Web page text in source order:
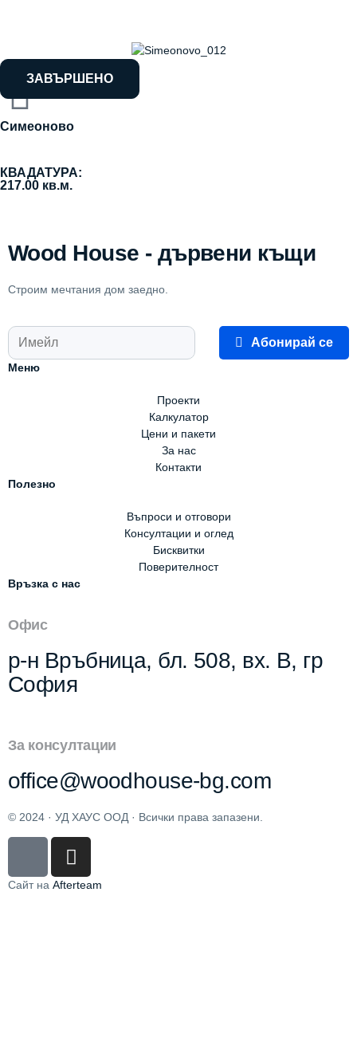
ЗАВЪРШЕНО
Симеоново
КВАДАТУРА:
217.00 кв.м.
Wood House - дървени къщи
Строим мечтания дом заедно.
Абонирай се
Меню
Проекти
Калкулатор
Цени и пакети
За нас
Контакти
Полезно
Въпроси и отговори
Консултации и оглед
Бисквитки
Поверителност
Връзка с нас
Офис
р-н Връбница, бл. 508, вх. В, гр
София
За консултации
office@woodhouse-bg.com
© 2024 · УД ХАУС ООД · Всички права запазени.
Сайт на Afterteam